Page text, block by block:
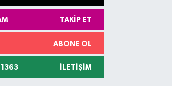
TAKIP ET
ABONE OL
İLETIŞIM